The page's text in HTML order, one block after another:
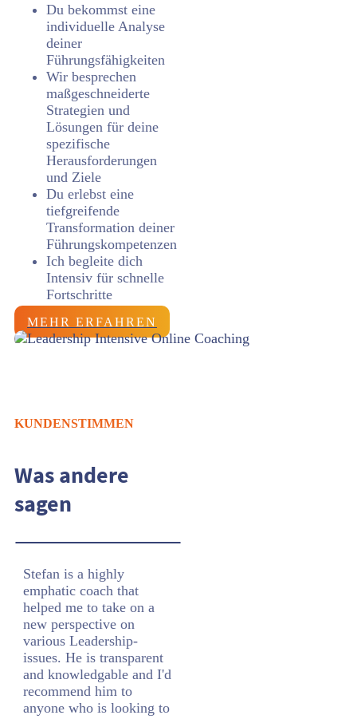
Du bekommst eine
individuelle Analyse
deiner
Führungsfähigkeiten
Wir besprechen
maßgeschneiderte
Strategien und
Lösungen für deine
spezifische
Herausforderungen
und Ziele
Du erlebst eine
tiefgreifende
Transformation deiner
Führungskompetenzen
Ich begleite dich
Intensiv für schnelle
Fortschritte
MEHR ERFAHREN
KUNDENSTIMMEN
Was andere
sagen
Stefan is a highly
emphatic coach that
helped me to take on a
new perspective on
various Leadership-
issues. He is transparent
and knowledgable and I'd
recommend him to
anyone who is looking to